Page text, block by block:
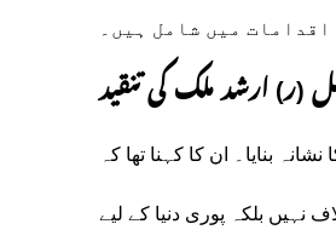
میں شامل ہیں۔
(ر) ارشد ملک کی تنقید
بنایا۔ ان کا کہنا تھا کہ
نہیں بلکہ پوری دنیا کے لیے